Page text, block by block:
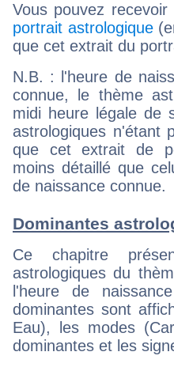
Vous pouvez
portrait astrologique
que cet extrait du
N.B. : l'heure de
connue, le thème
midi heure légale de
astrologiques n'étant
que cet extrait de
moins détaillé que
de naissance connue.
Dominantes
Ce chapitre
astrologiques du
l'heure de
dominantes sont
Eau), les modes
dominantes et les